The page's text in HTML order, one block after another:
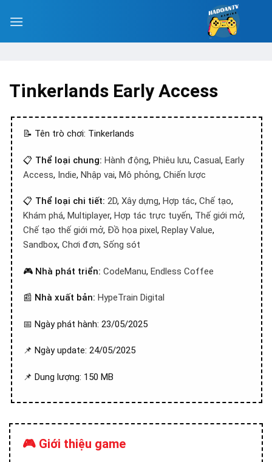
Tinkerlands Early Access
📝 Tên trò chơi: Tinkerlands
📋 Thể loại chung: Hành động, Phiêu lưu, Casual, Early
Access, Indie, Nhập vai, Mô phỏng, Chiến lược
📋 Thể loại chi tiết: 2D, Xây dựng, Hợp tác, Chế tạo,
Khám phá, Multiplayer, Hợp tác trực tuyến, Thế giới mở,
Chế tạo thế giới mở, Đồ họa pixel, Replay Value,
Sandbox, Chơi đơn, Sống sót
🎮 Nhà phát triển: CodeManu, Endless Coffee
📰 Nhà xuất bản: HypeTrain Digital
📅 Ngày phát hành: 23/05/2025
📌 Ngày update: 24/05/2025
📌 Dung lượng: 150 MB
🎮 Giới thiệu game